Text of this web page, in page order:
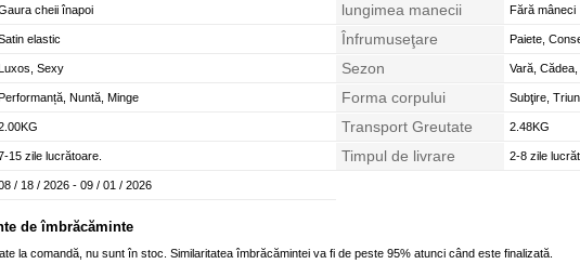
cheii înapoi lungimea manecii Fără mâneci
elastic Înfrumuseţare Paiete,
Sexy Sezon Vară,
Nuntă, Minge Forma corpului Subţire,
Transport Greutate 2.48KG
15 zile lucrătoare. Timpul de livrare 2-8 zile
/ 18 / 2026 - 09 / 01 / 2026
de îmbrăcăminte
la comandă, nu sunt în stoc. Similaritatea îmbrăcămintei va fi de peste 95% atunci când este finalizată.